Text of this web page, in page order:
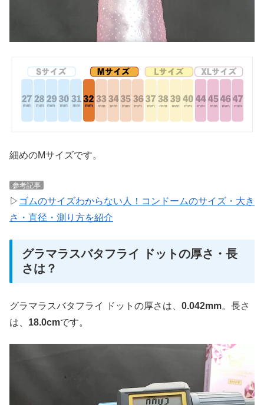
細めのMサイズです。
参考記事
▷ ゴムのサイズわからない人！コンドームのサイズ・大き
さ・直径・測り方を紹介
グラマラスバタフライ ドットの厚さ・長
さは？
グラマラスバタフライ ドットの厚さは、 0.042mm。長さ
は、 18.0cmです。